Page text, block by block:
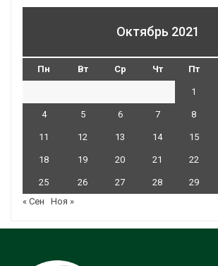
Октябрь 2021
Пн Вт Ср Чт Пт
1
4 5 6 7 8
11 12 13 14 15
18 19 20 21 22
25 26 27 28 29
« Сен
Ноя »